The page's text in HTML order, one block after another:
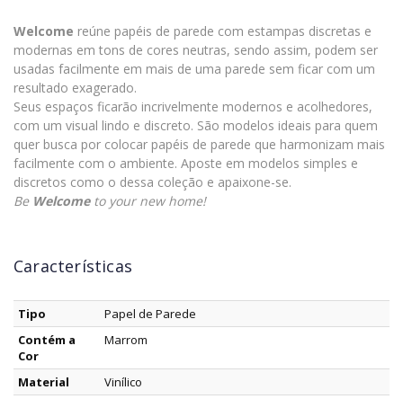
Welcome reúne papéis de parede com estampas discretas e
modernas em tons de cores neutras, sendo assim, podem ser
usadas facilmente em mais de uma parede sem ficar com um
resultado exagerado.
Seus espaços ficarão incrivelmente modernos e acolhedores,
com um visual lindo e discreto. São modelos ideais para quem
quer busca por colocar papéis de parede que harmonizam mais
facilmente com o ambiente. Aposte em modelos simples e
discretos como o dessa coleção e apaixone-se.
Be Welcometo your new home!
Características
Tipo
Papel de Parede
Contém a
Cor
Marrom
Material
Vinílico